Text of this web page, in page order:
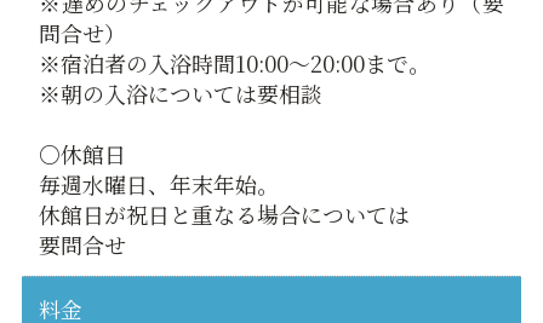
問合せ）
※宿泊者の入浴時間10:00～20:00まで。
※朝の入浴については要相談
○休館日
毎週水曜日、年末年始。
休館日が祝日と重なる場合については
要問合せ
料金